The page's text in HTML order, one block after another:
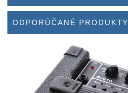
ODPORÚČANÉ PRODUKTY